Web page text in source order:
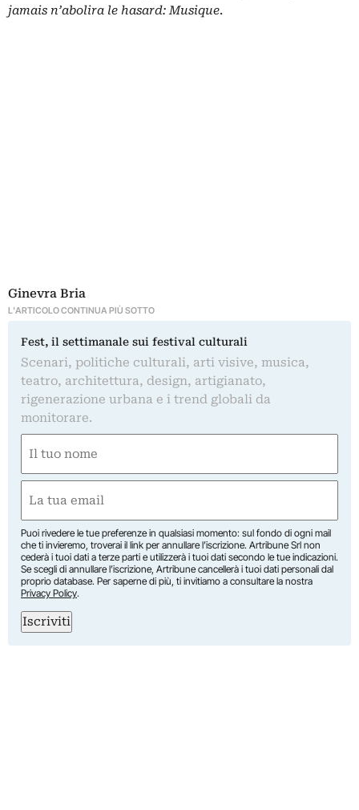
jamais n’abolira le hasard: Musique.
Ginevra Bria
L'ARTICOLO CONTINUA PIÙ SOTTO
Fest, il settimanale sui festival culturali
Scenari, politiche culturali, arti visive, musica,
teatro, architettura, design, artigianato,
rigenerazione urbana e i trend globali da
monitorare.
(Obbligatorio)
Nome
(Obbligatorio)
Puoi rivedere le tue preferenze in qualsiasi momento: sul fondo di ogni mail
che ti invieremo, troverai il link per annullare l’iscrizione. Artribune Srl non
cederà i tuoi dati a terze parti e utilizzerà i tuoi dati secondo le tue indicazioni.
Se scegli di annullare l’iscrizione, Artribune cancellerà i tuoi dati personali dal
proprio database. Per saperne di più, ti invitiamo a consultare la nostra
Privacy Policy.
Iscriviti